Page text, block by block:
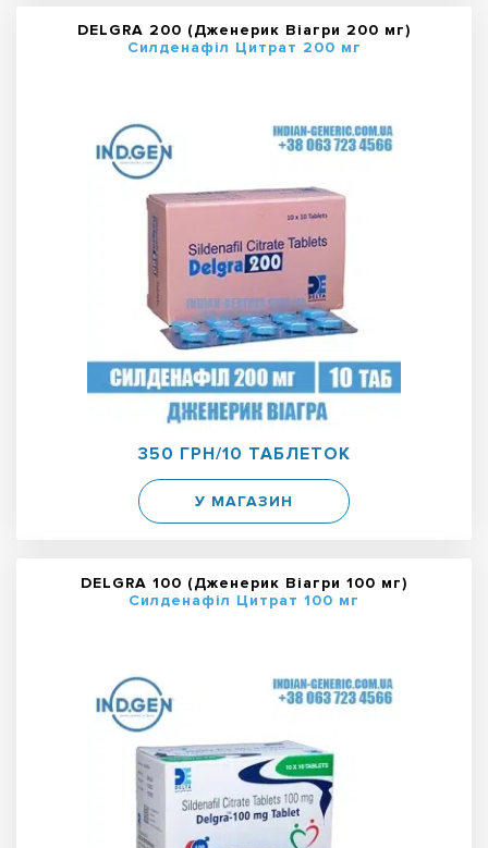
DELGRA 200 (Дженерик Віагри 200 мг)
Силденафіл Цитрат 200 мг
350 ГРН/10 ТАБЛЕТОК
У МАГАЗИН
DELGRA 100 (Дженерик Віагри 100 мг)
Силденафіл Цитрат 100 мг